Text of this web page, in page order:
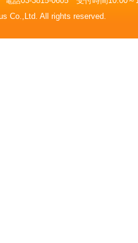
Co.,Ltd. All rights reserved.